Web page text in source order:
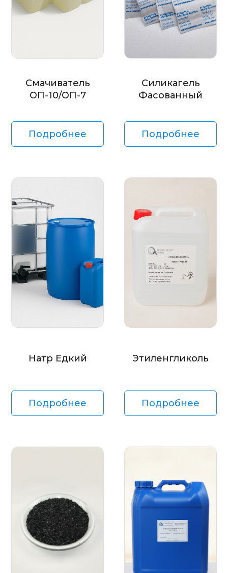
Смачиватель
ОП-10/ОП-7
Подробнее
Силикагель
Фасованный
Подробнее
Натр Едкий
Подробнее
Этиленгликоль
Подробнее